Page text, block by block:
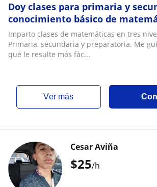
Doy clases para primaria y
conocimiento básico de
y introducción a calculo
Imparto clases de matemáticas en tres
Primaria, secundaria y preparatoria. Me
qué le resulte más fác...
ver más
$25/h
Cesar Aviña